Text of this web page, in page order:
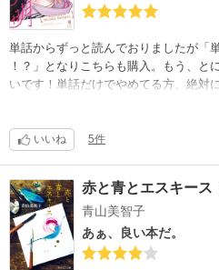
単話からずっと読んでおりましたが「
！？」となりこちらも購入。もう、と
いです！単話だけでやめてる方、絶対
下ろしが本当〜に素晴らしいです！後
だ離れたくない、続きが読みたい〜。
いいね 5件
赤と青とエスキース
青山美智子
あぁ、良い本だ。